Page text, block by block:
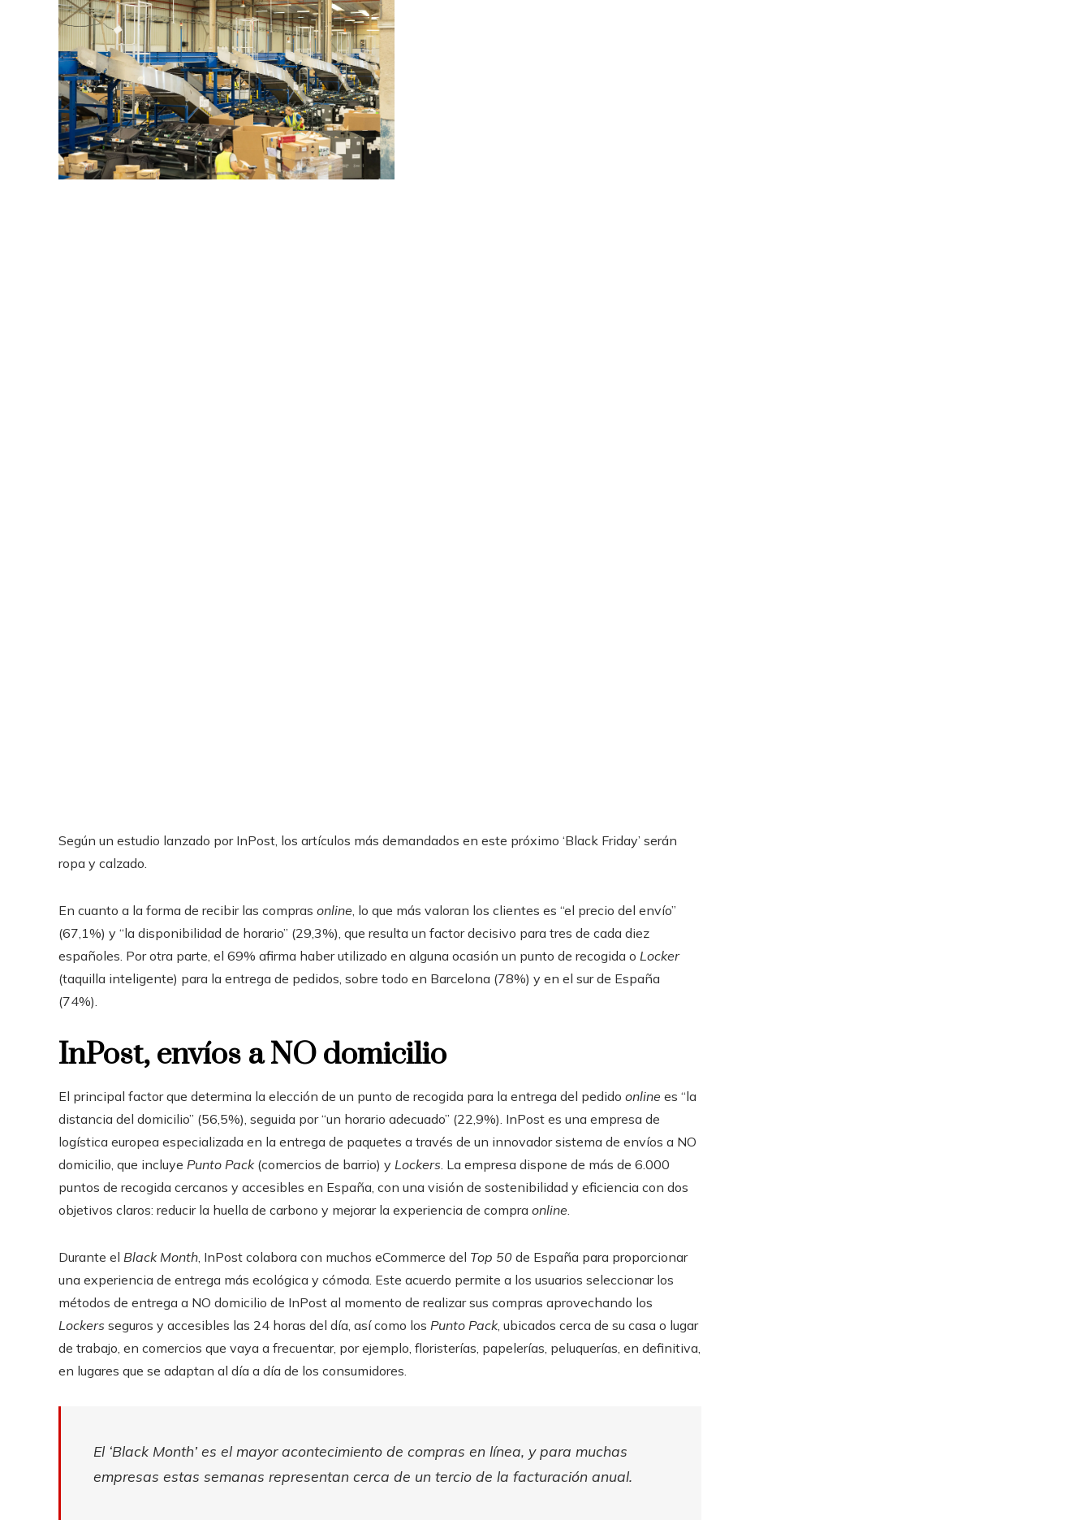
Según un estudio lanzado por InPost, los artículos más demandados en este próximo ‘Black Friday’ serán
ropa y calzado.
En cuanto a la forma de recibir las compras online , lo que más valoran los clientes es “el precio del envío”
(67,1%) y “la disponibilidad de horario” (29,3%), que resulta un factor decisivo para tres de cada diez
españoles. Por otra parte, el 69% afirma haber utilizado en alguna ocasión un punto de recogida o Locker
(taquilla inteligente) para la entrega de pedidos, sobre todo en Barcelona (78%) y en el sur de España
(74%).
InPost, envíos a NO domicilio
El principal factor que determina la elección de un punto de recogida para la entrega del pedido online es “la
distancia del domicilio” (56,5%), seguida por “un horario adecuado” (22,9%). InPost es una empresa de
logística europea especializada en la entrega de paquetes a través de un innovador sistema de envíos a NO
domicilio, que incluye Punto Pack(comercios de barrio) y Lockers . La empresa dispone de más de 6.000
puntos de recogida cercanos y accesibles en España, con una visión de sostenibilidad y eficiencia con dos
objetivos claros: reducir la huella de carbono y mejorar la experiencia de compra online
Durante el Black Month , InPost colabora con muchos eCommerce del Top 50 de España para proporcionar
una experiencia de entrega más ecológica y cómoda. Este acuerdo permite a los usuarios seleccionar los
métodos de entrega a NO domicilio de InPost al momento de realizar sus compras aprovechando los
Lockers seguros y accesibles las 24 horas del día, así como los Punto Pack, ubicados cerca de su casa o lugar
de trabajo, en comercios que vaya a frecuentar, por ejemplo, floristerías, papelerías, peluquerías, en definitiva,
en lugares que se adaptan al día a día de los consumidores.
El ‘Black Month’ es el mayor acontecimiento de compras en línea, y para muchas
empresas estas semanas representan cerca de un tercio de la facturación anual.